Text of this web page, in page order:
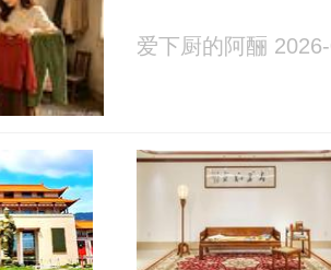
爱下厨的阿酾